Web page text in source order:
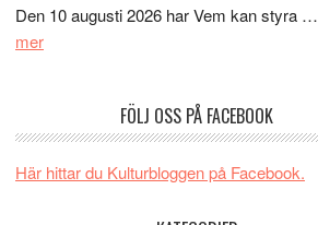
Den 10 augusti 2026 har Vem kan styra …
merom
synas
FÖLJ OSS PÅ FACEBOOK
Här hittar du Kulturbloggen på Facebook.